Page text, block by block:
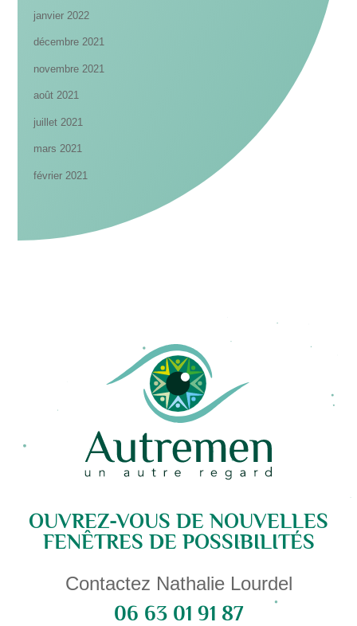
janvier 2022
décembre 2021
novembre 2021
août 2021
juillet 2021
mars 2021
février 2021
OUVREZ-VOUS DE NOUVELLES
FENÊTRES DE POSSIBILITÉS
Contactez Nathalie Lourdel
06 63 01 91 87